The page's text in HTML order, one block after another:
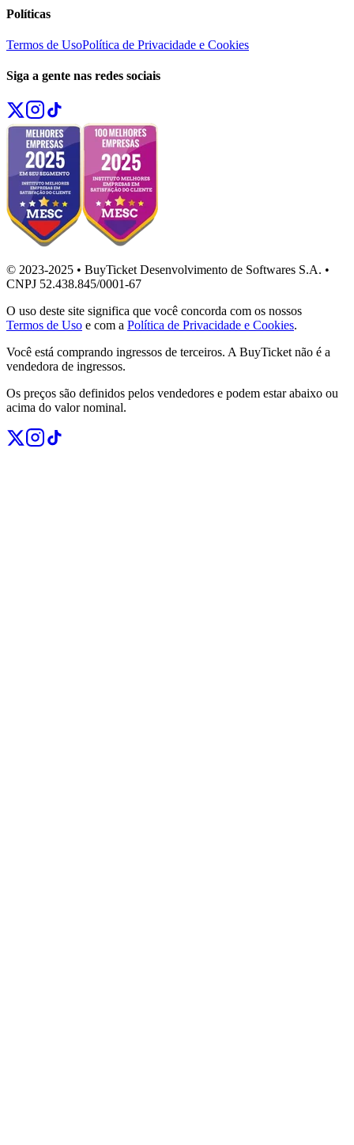
Políticas
Termos de UsoPolítica de Privacidade e Cookies
Siga a gente nas redes sociais
© 2023-2025 • BuyTicket Desenvolvimento de Softwares S.A. •
CNPJ 52.438.845/0001-67
O uso deste site significa que você concorda com os nossos
Termos de Uso e com a Política de Privacidade e Cookies.
Você está comprando ingressos de terceiros. A BuyTicket não é a
vendedora de ingressos.
Os preços são definidos pelos vendedores e podem estar abaixo ou
acima do valor nominal.